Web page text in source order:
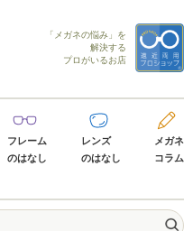
「メガネの悩み」を
解決する
プロがいるお店
フレーム
のはなし
レンズ
のはなし
メガネ
コラム